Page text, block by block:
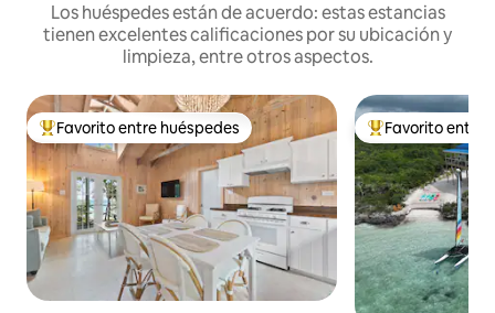
Los huéspedes están de acuerdo: estas estancias
tienen excelentes calificaciones por su ubicación y
limpieza, entre otros aspectos.
De los mejores en Favorito entre huéspedes
Favorito entre huéspedes De los mejores
Favorito entre